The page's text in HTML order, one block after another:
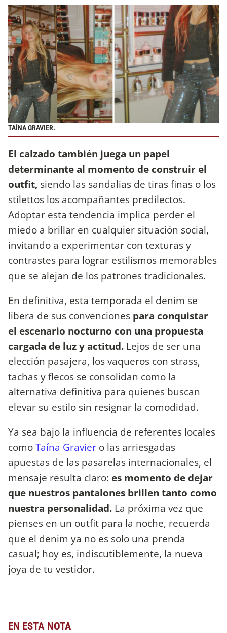
TAÍNA GRAVIER.
El calzado también juega un papel
determinante al momento de construir el
outfit, siendo las sandalias de tiras finas o los
stilettos los acompañantes predilectos.
Adoptar esta tendencia implica perder el
miedo a brillar en cualquier situación social,
invitando a experimentar con texturas y
contrastes para lograr estilismos memorables
que se alejan de los patrones tradicionales.
En definitiva, esta temporada el denim se
libera de sus convenciones para conquistar
el escenario nocturno con una propuesta
cargada de luz y actitud. Lejos de ser una
elección pasajera, los vaqueros con strass,
tachas y flecos se consolidan como la
alternativa definitiva para quienes buscan
elevar su estilo sin resignar la comodidad.
Ya sea bajo la influencia de referentes locales
comoTaína Gravier o las arriesgadas
apuestas de las pasarelas internacionales, el
mensaje resulta claro: es momento de dejar
que nuestros pantalones brillen tanto como
nuestra personalidad. La próxima vez que
pienses en un outfit para la noche, recuerda
que el denim ya no es solo una prenda
casual; hoy es, indiscutiblemente, la nueva
joya de tu vestidor.
EN ESTA NOTA